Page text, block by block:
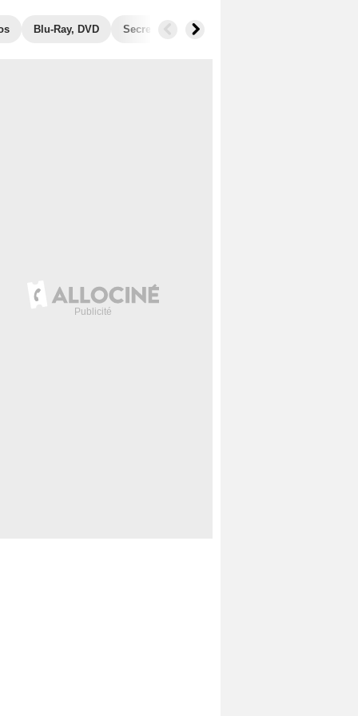
Blu-Ray, DVD Secrets de tournage